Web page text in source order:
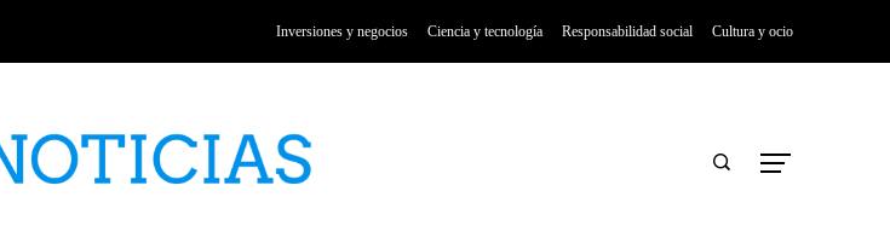
Inversiones y negocios Ciencia y tecnología Responsabilidad social Cultura y ocio